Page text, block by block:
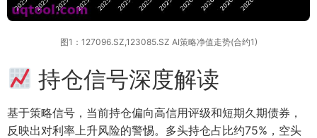
图1：127096.SZ,123085.SZ AI策略净值走势(合约1)
持仓信号深度解读
基于策略信号，当前持仓偏向高信用评级和短期久期债券，
反映出对利率上升风险的警惕。多头持仓占比约75%，空头